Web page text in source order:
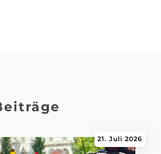
21. Juli 2026